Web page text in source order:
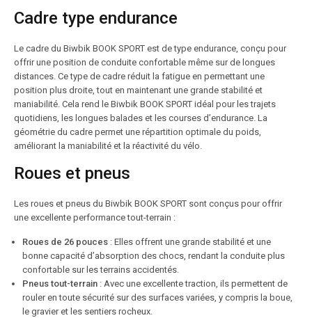
Cadre type endurance
Le cadre du Biwbik BOOK SPORT est de type endurance, conçu pour
offrir une position de conduite confortable même sur de longues
distances. Ce type de cadre réduit la fatigue en permettant une
position plus droite, tout en maintenant une grande stabilité et
maniabilité. Cela rend le Biwbik BOOK SPORT idéal pour les trajets
quotidiens, les longues balades et les courses d’endurance. La
géométrie du cadre permet une répartition optimale du poids,
améliorant la maniabilité et la réactivité du vélo.
Roues et pneus
Les roues et pneus du Biwbik BOOK SPORT sont conçus pour offrir
une excellente performance tout-terrain :
Roues de 26 pouces : Elles offrent une grande stabilité et une
bonne capacité d’absorption des chocs, rendant la conduite plus
confortable sur les terrains accidentés.
Pneus tout-terrain : Avec une excellente traction, ils permettent de
rouler en toute sécurité sur des surfaces variées, y compris la boue,
le gravier et les sentiers rocheux.